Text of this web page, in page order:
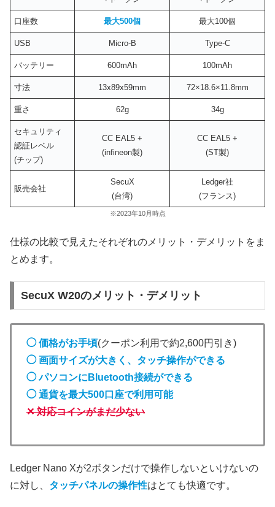
口座数 最大500個 最大100個
USB Micro-B Type-C
バッテリー 600mAh 100mAh
寸法 13x89x59mm 72×18.6×11.8mm
重さ 62g 34g
セキュリティ
認証レベル
(チップ)
CC EAL5 +
(infineon製)
CC EAL5 +
(ST製)
販売会社
SecuX
(台湾)
Ledger社
(フランス)
※2023年10月時点
仕様の比較で見えたそれぞれのメリット・デメリットをま
とめます。
SecuX W20のメリット・デメリット
◯ 価格がお手頃(クーポン利用で約2,600円引き)
◯ 画面サイズが大きく、タッチ操作ができる
◯ パソコンにBluetooth接続ができる
◯ 通貨を最大500口座で利用可能
✕ 対応コインがまだ少ない
Ledger Nano Xが2ボタンだけで操作しないといけないの
に対し、 タッチパネルの操作性はとても快適です。